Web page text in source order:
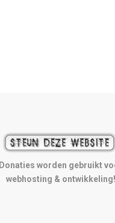
Donaties worden gebruikt
webhosting & ontwikkeling!